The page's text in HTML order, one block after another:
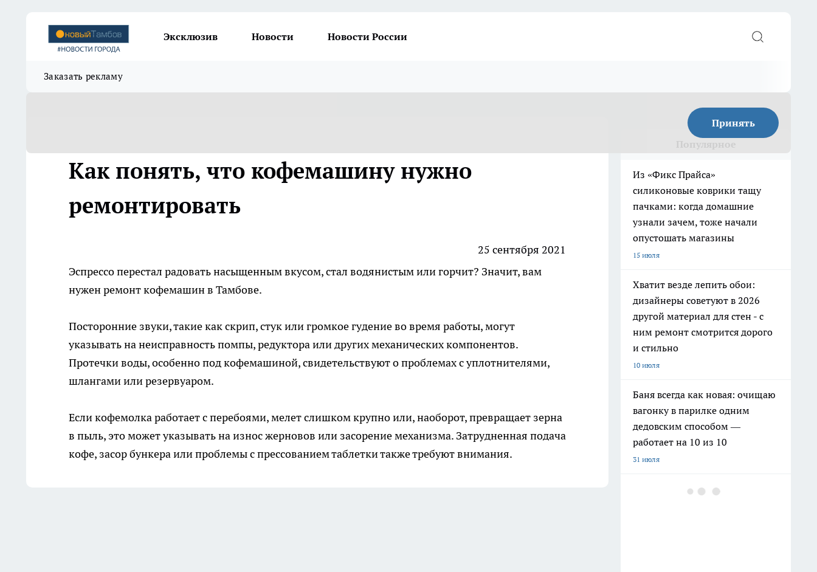
Эксклюзив Новости Новости России
Заказать рекламу
Принять
Как понять, что кофемашину нужно
ремонтировать
25 сентября 2021
Эспрессо перестал радовать насыщенным вкусом, стал водянистым или горчит? Значит, вам
нуженремонт кофемашин в Тамбове.
Посторонние звуки, такие как скрип, стук или громкое гудение во время работы, могут
указывать на неисправность помпы, редуктора или других механических компонентов.
Протечки воды, особенно под кофемашиной, свидетельствуют о проблемах с уплотнителями,
шлангами или резервуаром.
Если кофемолка работает с перебоями, мелет слишком крупно или, наоборот, превращает зерна
в пыль, это может указывать на износ жерновов или засорение механизма. Затрудненная подача
кофе, засор бункера или проблемы с прессованием таблетки также требуют внимания.
Из «Фикс Прайса»
силиконовые коврики тащу
пачками: когда домашние
узнали зачем, тоже начали
опустошать магазины
15 июля
Хватит везде лепить обои:
дизайнеры советуют в 2026
другой материал для стен - с
ним ремонт смотрится дорого
и стильно
10 июля
Баня всегда как новая: очищаю
вагонку в парилке одним
дедовским способом —
работает на 10 из 10
31 июля
Как заправить бензин в